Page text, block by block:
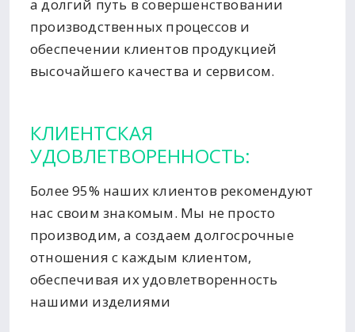
а долгий путь в совершенствовании
производственных процессов и
обеспечении клиентов продукцией
высочайшего качества и сервисом.
КЛИЕНТСКАЯ
УДОВЛЕТВОРЕННОСТЬ:
Более 95% наших клиентов рекомендуют
нас своим знакомым. Мы не просто
производим, а создаем долгосрочные
отношения с каждым клиентом,
обеспечивая их удовлетворенность
нашими изделиями